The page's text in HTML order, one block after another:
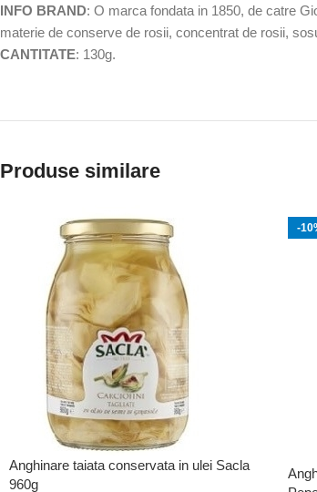
INFO BRAND: O marca fondata in 1850, de catre
materie de conserve de rosii, concentrat de rosii,
CANTITATE: 130g.
Produse similare
Anghinare taiata conservata in ulei Sacla
960g
-